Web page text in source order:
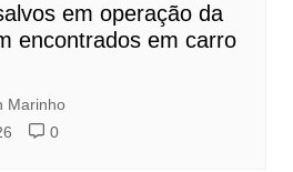
em operação da
encontrados em carro
Marinho
0